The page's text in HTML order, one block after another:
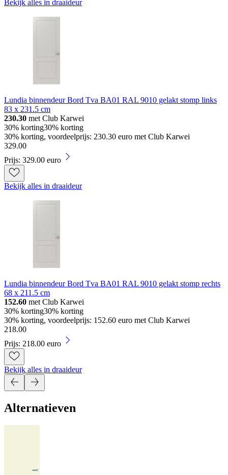
Bekijk alles in draaideur
Lundia binnendeur Bord Tva BA01 RAL 9010 gelakt stomp links
83 x 231.5 cm
230.30 met Club Karwei
30% korting30% korting
30% korting, voordeelprijs: 230.30 euro met Club Karwei
329.00
Prijs: 329.00 euro
Bekijk alles in draaideur
Lundia binnendeur Bord Tva BA01 RAL 9010 gelakt stomp rechts
68 x 211.5 cm
152.60 met Club Karwei
30% korting30% korting
30% korting, voordeelprijs: 152.60 euro met Club Karwei
218.00
Prijs: 218.00 euro
Bekijk alles in draaideur
Alternatieven